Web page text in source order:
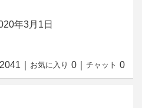
年3月1日
2041 お気に入り 0 チャット 0